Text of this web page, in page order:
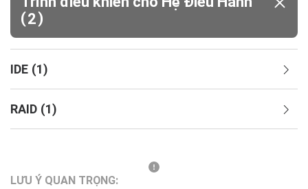
(2)
IDE (1)
RAID (1)
LƯU Ý QUAN TRỌNG: